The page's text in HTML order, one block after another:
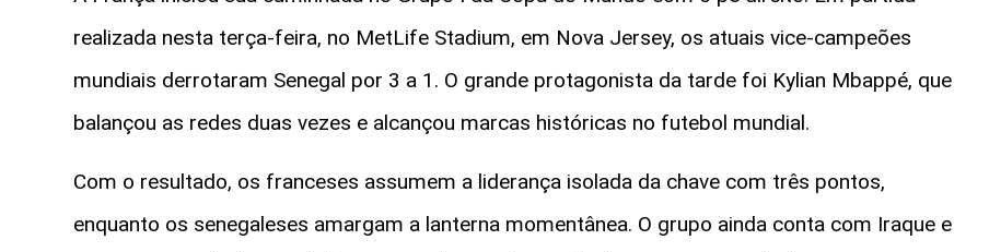
realizada nesta terça-feira, no MetLife Stadium, em Nova Jersey, os atuais vice-campeões
mundiais derrotaram Senegal por 3 a 1. O grande protagonista da tarde foi Kylian Mbappé, que
balançou as redes duas vezes e alcançou marcas históricas no futebol mundial.
Com o resultado, os franceses assumem a liderança isolada da chave com três pontos,
enquanto os senegaleses amargam a lanterna momentânea. O grupo ainda conta com Iraque e